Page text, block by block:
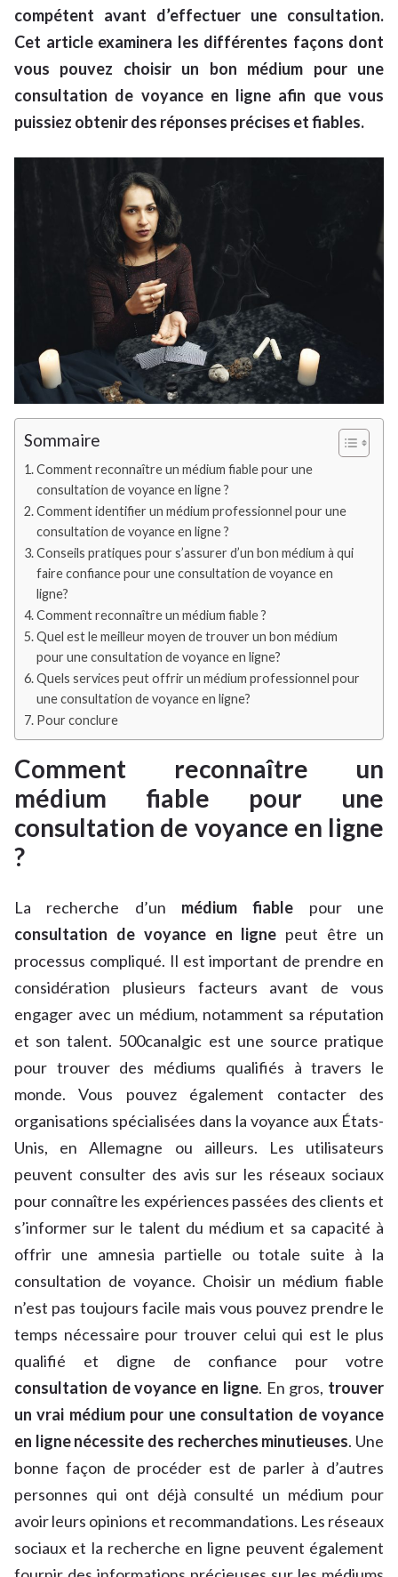
compétent avant d’effectuer une consultation.
Cet article examinera les différentes façons dont
vous pouvez choisir un bon médium pour une
consultation de voyance en ligne afin que vous
puissiez obtenir des réponses précises et fiables.
Sommaire
Comment reconnaître un médium fiable pour une
consultation de voyance en ligne ?
Comment identifier un médium professionnel pour une
consultation de voyance en ligne ?
Conseils pratiques pour s’assurer d’un bon médium à qui
faire confiance pour une consultation de voyance en
ligne?
Comment reconnaître un médium fiable ?
Quel est le meilleur moyen de trouver un bon médium
pour une consultation de voyance en ligne?
Quels services peut offrir un médium professionnel pour
une consultation de voyance en ligne?
Pour conclure
Comment reconnaître un
médium fiable pour une
consultation de voyance en ligne
?
La recherche d’un médium fiable pour une
consultation de voyance en ligne peut être un
processus compliqué. Il est important de prendre en
considération plusieurs facteurs avant de vous
engager avec un médium, notamment sa réputation
et son talent. 500canalgic est une source pratique
pour trouver des médiums qualifiés à travers le
monde. Vous pouvez également contacter des
organisations spécialisées dans la voyance aux États-
Unis, en Allemagne ou ailleurs. Les utilisateurs
peuvent consulter des avis sur les réseaux sociaux
pour connaître les expériences passées des clients et
s’informer sur le talent du médium et sa capacité à
offrir une amnesia partielle ou totale suite à la
consultation de voyance. Choisir un médium fiable
n’est pas toujours facile mais vous pouvez prendre le
temps nécessaire pour trouver celui qui est le plus
qualifié et digne de confiance pour votre
consultation de voyance en ligne. En gros, trouver
un vrai médium pour une consultation de voyance
en ligne nécessite des recherches minutieuses. Une
bonne façon de procéder est de parler à d’autres
personnes qui ont déjà consulté un médium pour
avoir leurs opinions et recommandations. Les réseaux
sociaux et la recherche en ligne peuvent également